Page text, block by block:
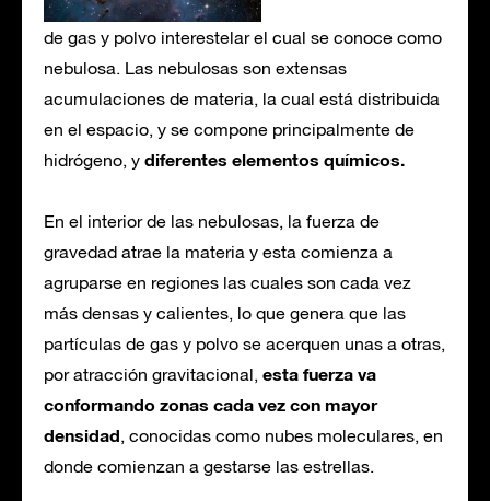
de gas y polvo interestelar el cual se conoce como
nebulosa. Las nebulosas son extensas
acumulaciones de materia, la cual está distribuida
en el espacio, y se compone principalmente de
hidrógeno, y diferentes elementos químicos.
En el interior de las nebulosas, la fuerza de
gravedad atrae la materia y esta comienza a
agruparse en regiones las cuales son cada vez
más densas y calientes, lo que genera que las
partículas de gas y polvo se acerquen unas a otras,
por atracción gravitacional, esta fuerza va
conformando zonas cada vez con mayor
densidad, conocidas como nubes moleculares, en
donde comienzan a gestarse las estrellas.